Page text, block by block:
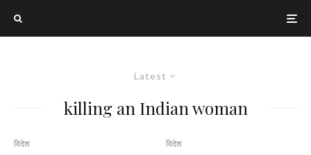
Latest
killing an Indian woman
विदेश विदेश